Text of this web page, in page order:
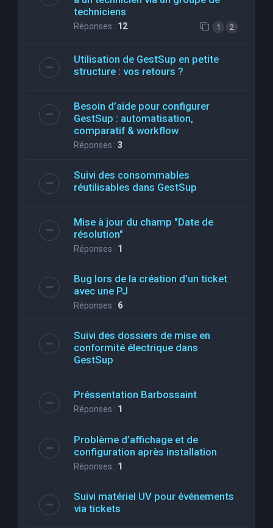
techniciens
Réponses : 12 1 2
Utilisation de GestSup en petite
structure : vos retours ?
Besoin d’aide pour configurer
GestSup : automatisation,
comparatif & workflow
Réponses : 3
Suivi des consommables
réutilisables dans GestSup
Mise à jour du champ "Date de
résolution"
Réponses : 1
Bug lors de la création d'un ticket
avec une PJ
Réponses : 6
Suivi des dossiers de mise en
conformité électrique dans
GestSup
Préssentation Barbossaint
Réponses : 1
Problème d’affichage et de
configuration après installation
Réponses : 1
Suivi matériel UV pour événements
via tickets